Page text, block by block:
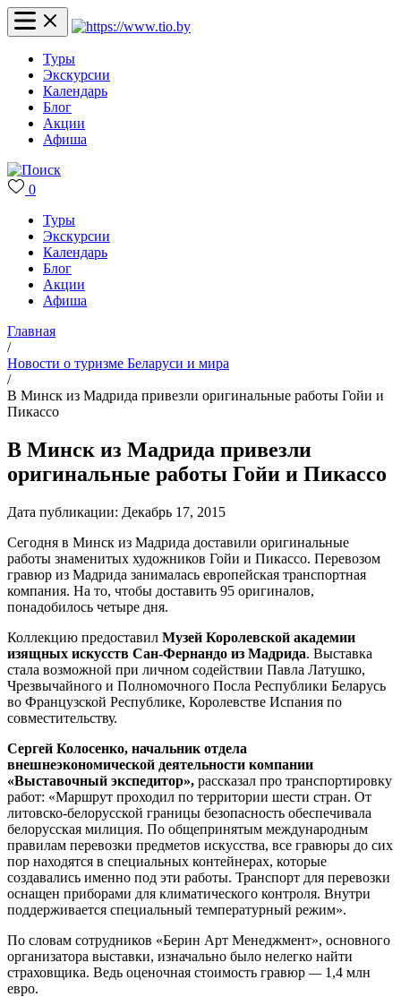
Туры
Экскурсии
Календарь
Блог
Акции
Афиша
0
Туры
Экскурсии
Календарь
Блог
Акции
Афиша
Главная
/
Новости о туризме Беларуси и мира
/
В Минск из Мадрида привезли оригинальные работы Гойи и
Пикассо
В Минск из Мадрида привезли
оригинальные работы Гойи и Пикассо
Дата публикации: Декабрь 17, 2015
Сегодня в Минск из Мадрида доставили оригинальные
работы знаменитых художников Гойи и Пикассо. Перевозом
гравюр из Мадрида занималась европейская транспортная
компания. На то, чтобы доставить 95 оригиналов,
понадобилось четыре дня.
Коллекцию предоставил Музей Королевской академии
изящных искусств Сан-Фернандо из Мадрида. Выставка
стала возможной при личном содействии Павла Латушко,
Чрезвычайного и Полномочного Посла Республики Беларусь
во Французской Республике, Королевстве Испания по
совместительству.
Сергей Колосенко, начальник отдела
внешнеэкономической деятельности компании
«Выставочный экспедитор», рассказал про транспортировку
работ: «Маршрут проходил по территории шести стран. От
литовско-белорусской границы безопасность обеспечивала
белорусская милиция. По общепринятым международным
правилам перевозки предметов искусства, все гравюры до сих
пор находятся в специальных контейнерах, которые
создавались именно под эти работы. Транспорт для перевозки
оснащен приборами для климатического контроля. Внутри
поддерживается специальный температурный режим».
По словам сотрудников «Берин Арт Менеджмент», основного
организатора выставки, изначально было нелегко найти
страховщика. Ведь оценочная стоимость гравюр —1,4 млн
евро.